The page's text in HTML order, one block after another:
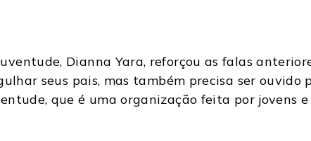
Dianna Yara, reforçou as falas
seus pais, mas também precisa ser ouvido
que é uma organização feita por jovens